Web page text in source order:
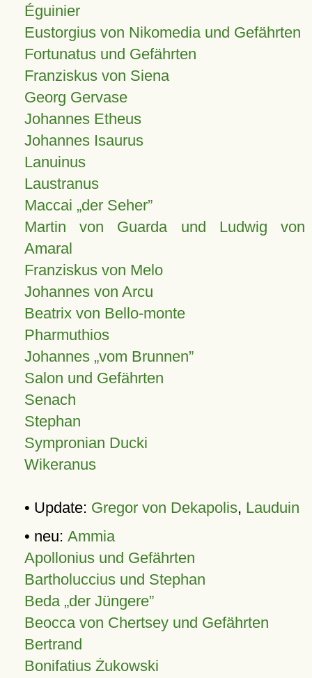
Éguinier
Eustorgius von Nikomedia und Gefährten
Fortunatus und Gefährten
Franziskus von Siena
Georg Gervase
Johannes Etheus
Johannes Isaurus
Lanuinus
Laustranus
Maccai „der Seher”
Martin von Guarda und Ludwig von
Amaral
Franziskus von Melo
Johannes von Arcu
Beatrix von Bello-monte
Pharmuthios
Johannes vom Brunnen
Salon und Gefährten
Senach
Stephan
Sympronian Ducki
Wikeranus
• Update: Gregor von Dekapolis, Lauduin
• neu: Ammia
Apollonius und Gefährten
Bartholuccius und Stephan
Beda „der Jüngere”
Beocca von Chertsey und Gefährten
Bertrand
Bonifatius Żukowski